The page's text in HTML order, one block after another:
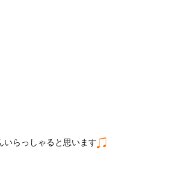
いらっしゃると思います